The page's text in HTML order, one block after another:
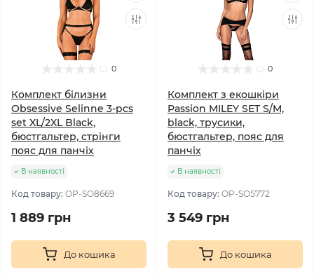
0
Комплект білизни
Obsessive Selinne 3-pcs
set XL/2XL Black,
бюстгальтер, стрінги
пояс для панчіх
В наявності
Код товару: OP-SO8669
1 889 грн
До кошика
0
Комплект з екошкіри
Passion MILEY SET S/M,
black, трусики,
бюстгальтер, пояс для
панчіх
В наявності
Код товару: OP-SO5772
3 549 грн
До кошика